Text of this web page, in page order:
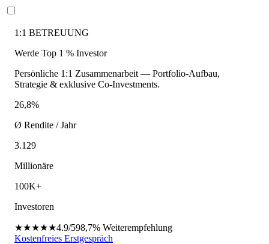
1:1 BETREUUNG
Werde Top 1 % Investor
Persönliche 1:1 Zusammenarbeit — Portfolio-Aufbau,
Strategie & exklusive Co-Investments.
26,8%
Ø Rendite / Jahr
3.129
Millionäre
100K+
Investoren
★★★★★4.9/598,7% Weiterempfehlung
Kostenfreies Erstgespräch